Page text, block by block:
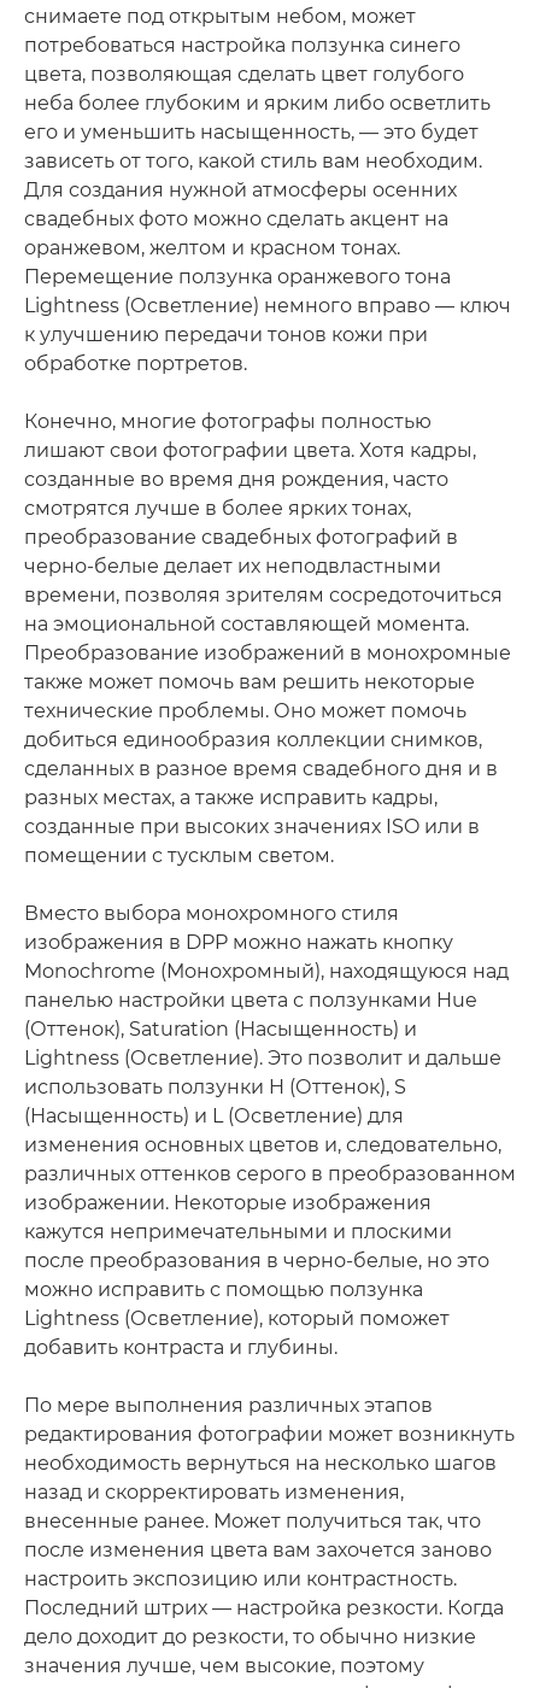
снимаете под открытым небом, может
потребоваться настройка ползунка синего
цвета, позволяющая сделать цвет голубого
неба более глубоким и ярким либо осветлить
его и уменьшить насыщенность, — это будет
зависеть от того, какой стиль вам необходим.
Для создания нужной атмосферы осенних
свадебных фото можно сделать акцент на
оранжевом, желтом и красном тонах.
Перемещение ползунка оранжевого тона
Lightness (Осветление) немного вправо — ключ
к улучшению передачи тонов кожи при
обработке портретов.
Конечно, многие фотографы полностью
лишают свои фотографии цвета. Хотя кадры,
созданные во время дня рождения, часто
смотрятся лучше в более ярких тонах,
преобразование свадебных фотографий в
черно-белые делает их неподвластными
времени, позволяя зрителям сосредоточиться
на эмоциональной составляющей момента.
Преобразование изображений в монохромные
также может помочь вам решить некоторые
технические проблемы. Оно может помочь
добиться единообразия коллекции снимков,
сделанных в разное время свадебного дня и в
разных местах, а также исправить кадры,
созданные при высоких значениях ISO или в
помещении с тусклым светом.
Вместо выбора монохромного стиля
изображения в DPP можно нажать кнопку
Monochrome (Монохромный), находящуюся над
панелью настройки цвета с ползунками Hue
(Оттенок), Saturation (Насыщенность) и
Lightness (Осветление). Это позволит и дальше
использовать ползунки H (Оттенок), S
(Насыщенность) и L (Осветление) для
изменения основных цветов и, следовательно,
различных оттенков серого в преобразованном
изображении. Некоторые изображения
кажутся непримечательными и плоскими
после преобразования в черно-белые, но это
можно исправить с помощью ползунка
Lightness (Осветление), который поможет
добавить контраста и глубины.
По мере выполнения различных этапов
редактирования фотографии может возникнуть
необходимость вернуться на несколько шагов
назад и скорректировать изменения,
внесенные ранее. Может получиться так, что
после изменения цвета вам захочется заново
настроить экспозицию или контрастность.
Последний штрих — настройка резкости. Когда
дело доходит до резкости, то обычно низкие
значения лучше, чем высокие, поэтому